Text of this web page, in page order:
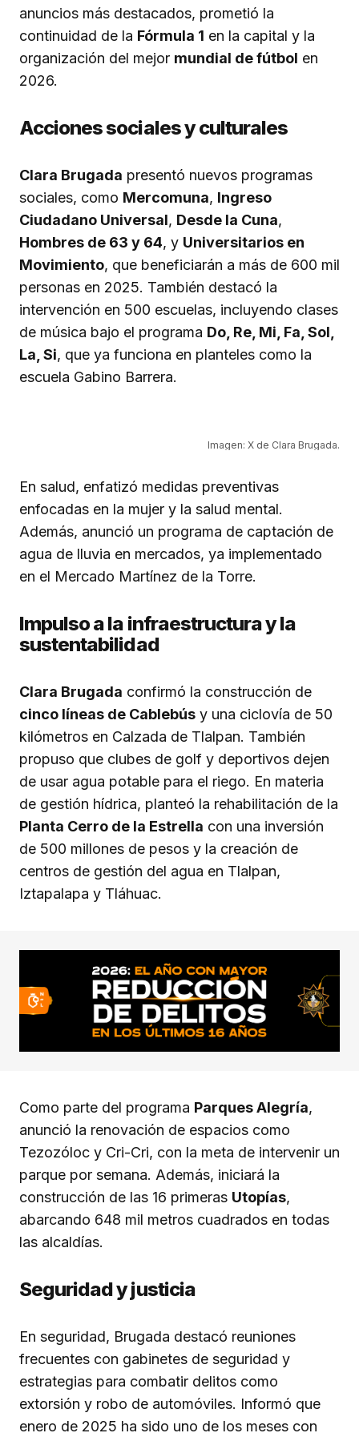
anuncios más destacados, prometió la
continuidad de la Fórmula 1 en la capital y la
organización del mejor mundial de fútbol en
2026.
Acciones sociales y culturales
Clara Brugada presentó nuevos programas
sociales, como Mercomuna, Ingreso
Ciudadano Universal, Desde la Cuna,
Hombres de 63 y 64, y Universitarios en
Movimiento, que beneficiarán a más de 600 mil
personas en 2025. También destacó la
intervención en 500 escuelas, incluyendo clases
de música bajo el programa Do, Re, Mi, Fa, Sol,
La, Si, que ya funciona en planteles como la
escuela Gabino Barrera.
Imagen: X de Clara Brugada.
En salud, enfatizó medidas preventivas
enfocadas en la mujer y la salud mental.
Además, anunció un programa de captación de
agua de lluvia en mercados, ya implementado
en el Mercado Martínez de la Torre.
Impulso a la infraestructura y la
sustentabilidad
Clara Brugada confirmó la construcción de
cinco líneas de Cablebús y una ciclovía de 50
kilómetros en Calzada de Tlalpan. También
propuso que clubes de golf y deportivos dejen
de usar agua potable para el riego. En materia
de gestión hídrica, planteó la rehabilitación de la
Planta Cerro de la Estrella con una inversión
de 500 millones de pesos y la creación de
centros de gestión del agua en Tlalpan,
Iztapalapa y Tláhuac.
Como parte del programa Parques Alegría,
anunció la renovación de espacios como
Tezozóloc y Cri-Cri, con la meta de intervenir un
parque por semana. Además, iniciará la
construcción de las 16 primeras Utopías,
abarcando 648 mil metros cuadrados en todas
las alcaldías.
Seguridad y justicia
En seguridad, Brugada destacó reuniones
frecuentes con gabinetes de seguridad y
estrategias para combatir delitos como
extorsión y robo de automóviles. Informó que
enero de 2025 ha sido uno de los meses con